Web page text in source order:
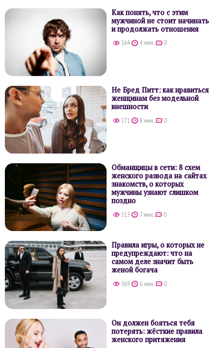
Как понять, что с этим
мужчиной не стоит начинать
и продолжать отношения
164 4 мин. 0
Не Бред Питт: как нравиться
женщинам без модельной
внешности
171 8 мин. 0
Обманщицы в сети: 8 схем
женского развода на сайтах
знакомств, о которых
мужчины узнают слишком
поздно
513 7 мин. 0
Правила игры, о которых не
предупреждают: что на
самом деле значит быть
женой богача
369 6 мин. 0
Он должен бояться тебя
потерять: жёсткие правила
женского притяжения